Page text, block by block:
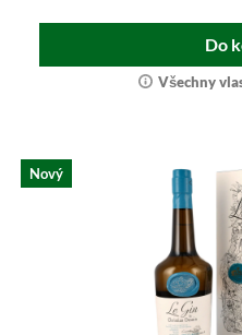
Do
Všechny
Nový